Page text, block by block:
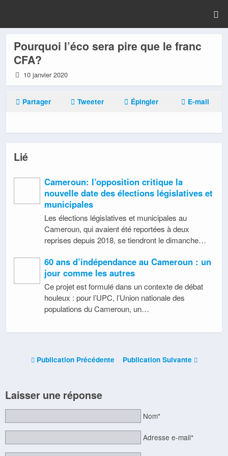
Pourquoi l’éco sera pire que le franc
CFA?
10 janvier 2020
Partager Tweeter Épingler E-mail
Lié
Cameroun: l’opposition critique la
nouvelle date des élections législatives et
municipales
Les élections législatives et municipales au
Cameroun, qui avaient été reportées à deux
reprises depuis 2018, se tiendront le dimanche…
60 ans d’indépendance au Cameroun : un
jour comme les autres
Ce projet est formulé dans un contexte de débat
houleux : pour l’UPC, l’Union nationale des
populations du Cameroun, un…
Publication Précédente Publication Suivante
Laisser une réponse
Nom*
Adresse e-mail*